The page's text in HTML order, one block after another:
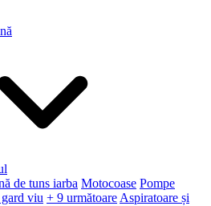
de tuns iarba Motocoase Pompe
viu + 9 următoare Aspiratoare și